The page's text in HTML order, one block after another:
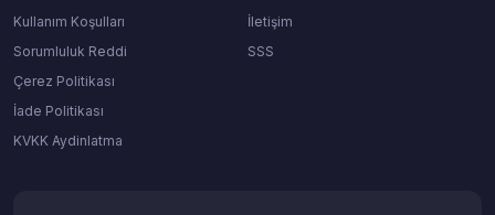
Kullanım Koşulları
Sorumluluk Reddi
Çerez Politikası
İade Politikası
KVKK Aydinlatma
İletişim
SSS